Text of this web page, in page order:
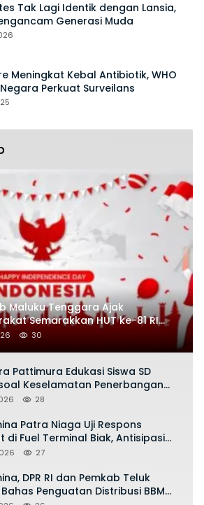
Tak Lagi Identik dengan Lansia,
Generasi Muda
Meningkat Kebal Antibiotik, WHO
Perkuat Surveilans
Maluku Tenggara Ajak
Semarakkan HUT ke-81 RI
Semangat Nasionalisme
30
Pattimura Edukasi Siswa SD
Keselamatan Penerbangan
Bermain Layang-layang di
28
Patra Niaga Uji Respons
di Fuel Terminal Biak, Antisipasi
dan Tumpahan BBM
27
DPR RI dan Pemkab Teluk
Penguatan Distribusi BBM